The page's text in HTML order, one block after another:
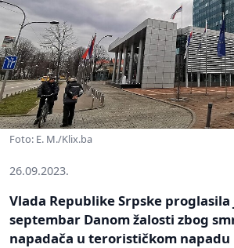
Foto: E. M./Klix.ba
26.09.2023.
Vlada Republike Srpske proglasila
septembar Danom žalosti zbog
napadača u terorističkom napadu